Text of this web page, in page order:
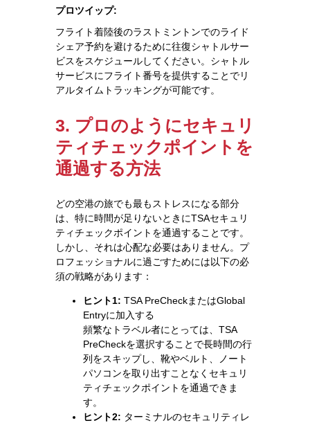
プロツイップ:
フライト着陸後のラストミントンでのライド
シェア予約を避けるために往復シャトルサー
ビスをスケジュールしてください。シャトル
サービスにフライト番号を提供することでリ
アルタイムトラッキングが可能です。
3. プロのようにセキュリ
ティチェックポイントを
通過する方法
どの空港の旅でも最もストレスになる部分
は、特に時間が足りないときにTSAセキュリ
ティチェックポイントを通過することです。
しかし、それは心配な必要はありません。プ
ロフェッショナルに過ごすためには以下の必
須の戦略があります：
ヒント1: TSA PreCheckまたはGlobal
Entryに加入する
頻繁なトラベル者にとっては、TSA
PreCheckを選択することで長時間の行
列をスキップし、靴やベルト、ノート
パソコンを取り出すことなくセキュリ
ティチェックポイントを通過できま
す。
ヒント2: ターミナルのセキュリティレ